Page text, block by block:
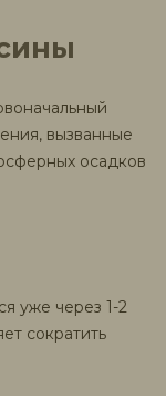
вызванные
осадков
уже через 1-2
сократить